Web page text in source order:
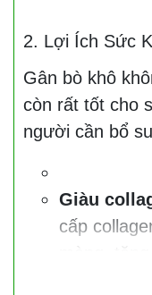
2. Lợi Ích Sức
Gân bò khô
còn rất tốt cho
người cần bổ
Giàu
cấp